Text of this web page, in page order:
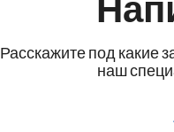
Расскажите под какие
наш